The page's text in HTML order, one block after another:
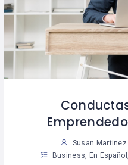
Susan Martinez
Business
En Español